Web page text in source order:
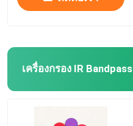
เครื่องกรอง IR Bandpass